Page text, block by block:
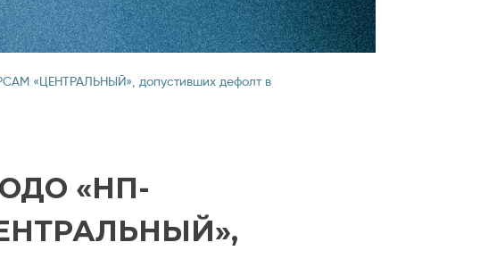
«ЦЕНТРАЛЬНЫЙ», допустивших дефолт в
«НП-